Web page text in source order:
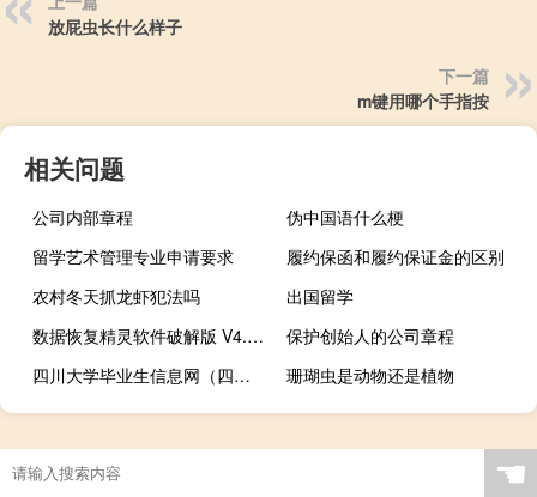
放屁虫长什么样子
下一篇
m键用哪个手指按
相关问题
公司内部章程
伪中国语什么梗
留学艺术管理专业申请要求
履约保函和履约保证金的区别
农村冬天抓龙虾犯法吗
出国留学
数据恢复精灵软件破解版 V4.4.0.435 永久注册版（数据恢复精灵软件破解版 V4.4.0.435 永久注册版功能简介）
保护创始人的公司章程
四川大学毕业生信息网（四川广播电视大学毕业生登记表打印平台）
珊瑚虫是动物还是植物
☚